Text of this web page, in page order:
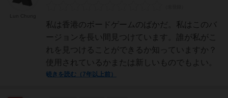
私は香港のボードゲームのばかだ。私はこのバ
ージョンを長い間見つけています。誰が私がこ
れを見つけることができるか知っていますか？
使用されているかまたは新しいものでもよい。
続きを読む（7年以上前）